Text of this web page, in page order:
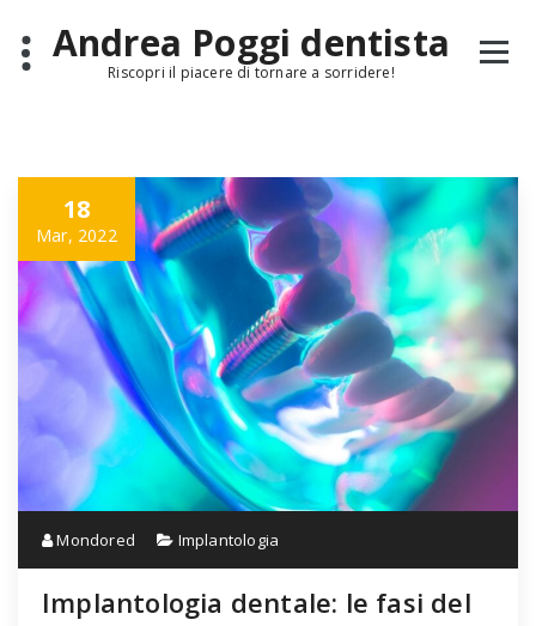
contentAndrea Poggi dentista
Riscopri il piacere di tornare a sorridere!
18
Mar, 2022
Mondored Implantologia
Implantologia dentale: le fasi del